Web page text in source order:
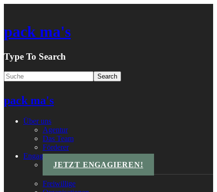
pack ma's
Type To Search
pack ma's
Über uns
Agentur
Das Team
Förderer
Engagements
JETZT ENGAGIEREN!
Freiwillige